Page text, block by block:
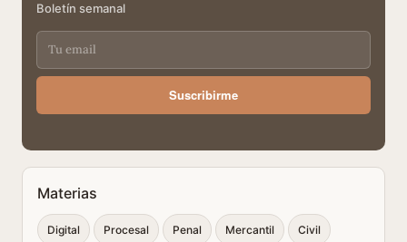
Boletín semanal
Suscribirme
Materias
Digital Procesal Penal Mercantil Civil